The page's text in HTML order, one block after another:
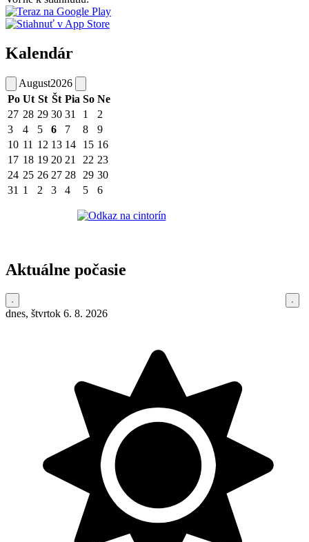
Kalendár
August2026
Po Ut St Št Pia So Ne
27 28 29 30 31 1
2
3
4 5 6 7 8
9
10 11 12 13 14 15 16
17 18 19 20 21 22 23
24 25 26 27 28 29 30
31 1 2 3 4 5 6
Aktuálne počasie
dnes, štvrtok 6. 8. 2026